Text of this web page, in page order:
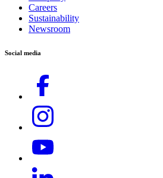
Stores & Service Centers
Send us your inquiry
Careers
Sustainability
Newsroom
Social media